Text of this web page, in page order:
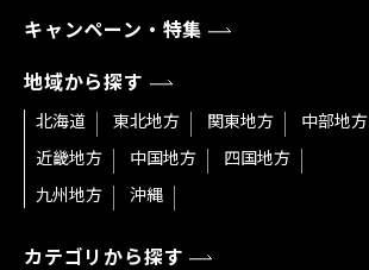
キャンペーン・特集
地域から探す
北海道 東北地方 関東地方
中部地方
近畿地方
中国地方
四国地方
九州地方
沖縄
カテゴリから探す